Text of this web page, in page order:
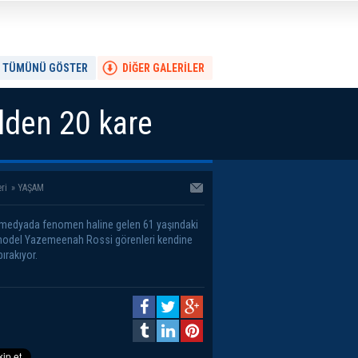
DİĞER GALERİLER
TÜMÜNÜ GÖSTER
20 kare
» YAŞAM
fenomen haline gelen 61 yaşındaki
Yazemeenah Rossi görenleri kendine